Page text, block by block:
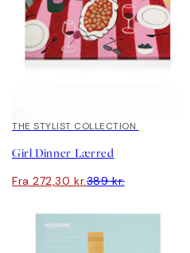
30%*
THE STYLIST COLLECTION
Girl Dinner Lærred
Fra 272,30 kr.389 kr.